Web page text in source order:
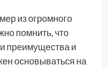
из огромного
помнить, что
преимущества и
основываться на